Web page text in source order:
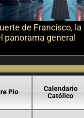
de Francisco,
panorama general
Pio
Calendario
Católico